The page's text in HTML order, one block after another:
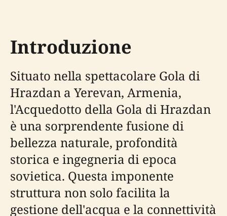
Introduzione
Situato nella spettacolare Gola di
Hrazdan a Yerevan, Armenia,
l'Acquedotto della Gola di Hrazdan
è una sorprendente fusione di
bellezza naturale, profondità
storica e ingegneria di epoca
sovietica. Questa imponente
struttura non solo facilita la
gestione dell'acqua e la connettività